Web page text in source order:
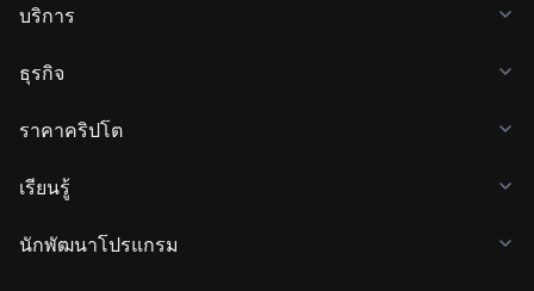
บริการ
ธุรกิจ
ราคาคริปโต
เรียนรู้
นักพัฒนาโปรแกรม